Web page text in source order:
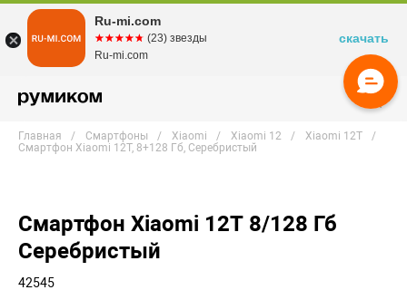
Главная Смартфоны Xiaomi Xiaomi 12
Xiaomi 12T
Смартфон Xiaomi 12T, 8+128 Гб, Серебристый
Смартфон Xiaomi 12T 8/128 Гб
Серебристый
42545
Ru-mi.com
☆☆☆☆☆
★★★★★ (23) звезды
Ru-mi.com
скачать